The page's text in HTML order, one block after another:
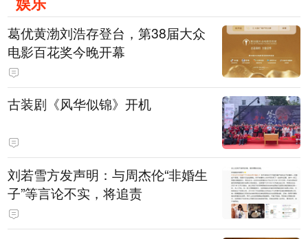
葛优黄渤刘浩存登台，第38届大众
电影百花奖今晚开幕
古装剧《风华似锦》开机
刘若雪方发声明：与周杰伦“非婚生
子”等言论不实，将追责